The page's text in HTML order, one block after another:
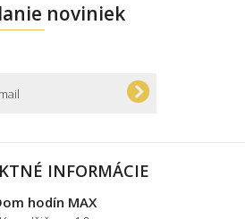
noviniek
INFORMÁCIE
hodín MAX